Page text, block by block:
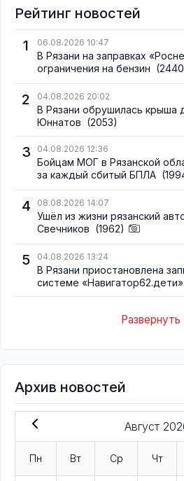
Рейтинг новостей
1
06.08.2026 10:47
В Рязани на заправках
ограничения на бензин
2 04.08.2026 20:02
В Рязани обрушилась крыша
Юннатов (2053)
3 04.08.2026 12:36
Бойцам МОГ в Рязанской
за каждый сбитый БПЛА
4 08.08.2026 14:07
Ушёл из жизни рязанский
Свечников (1962)
5 04.08.2026 13:24
В Рязани приостановлена
системе «Навигатор62.дети»
Архив новостей
Август
Пн Вт Ср Чт